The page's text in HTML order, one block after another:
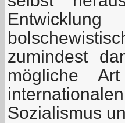
zumindest
mögliche
Sozialismus